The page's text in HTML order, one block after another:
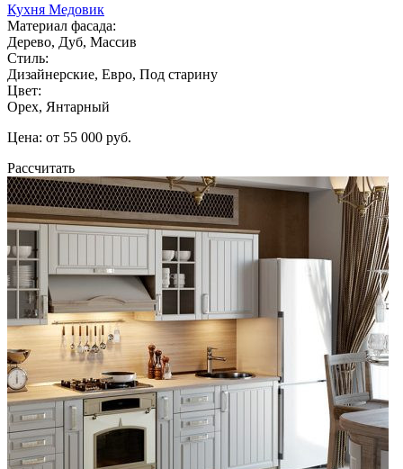
Кухня Медовик
Материал фасада:
Дерево, Дуб, Массив
Стиль:
Дизайнерские, Евро, Под старину
Цвет:
Орех, Янтарный
Цена: от 55 000 руб.
Рассчитать